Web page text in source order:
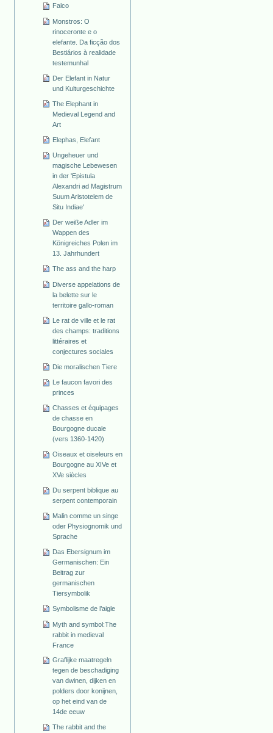
Falco
Monstros: O
rinoceronte e o
elefante. Da ficção dos
Bestiários à realidade
testemunhal
Der Elefant in Natur
und Kulturgeschichte
The Elephant in
Medieval Legend and
Art
Elephas, Elefant
Ungeheuer und
magische Lebewesen
in der 'Epistula
Alexandri ad Magistrum
Suum Aristotelem de
Situ Indiae'
Der weiße Adler im
Wappen des
Königreiches Polen im
13. Jahrhundert
The ass and the harp
Diverse appelations de
la belette sur le
territoire gallo-roman
Le rat de ville et le rat
des champs: traditions
littéraires et
conjectures sociales
Die moralischen Tiere
Le faucon favori des
princes
Chasses et équipages
de chasse en
Bourgogne ducale
(vers 1360-1420)
Oiseaux et oiseleurs en
Bourgogne au XIVe et
XVe siècles
Du serpent biblique au
serpent contemporain
Malin comme un singe
oder Physiognomik und
Sprache
Das Ebersignum im
Germanischen: Ein
Beitrag zur
germanischen
Tiersymbolik
Symbolisme de l’aigle
Myth and symbol:The
rabbit in medieval
France
Graflijke maatregeln
tegen de beschadiging
van dwinen, dijken en
polders door konijnen,
op het eind van de
14de eeuw
The rabbit and the